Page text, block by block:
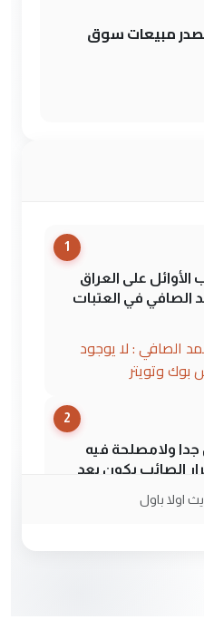
مبيعات سوق
1
الأوائل على العراق
الصافي في العتبات
الصافي : لا يوجود
بوك وتويتر
2
ولامصلحة فيه
الصائب يكون بعد
اولا باول